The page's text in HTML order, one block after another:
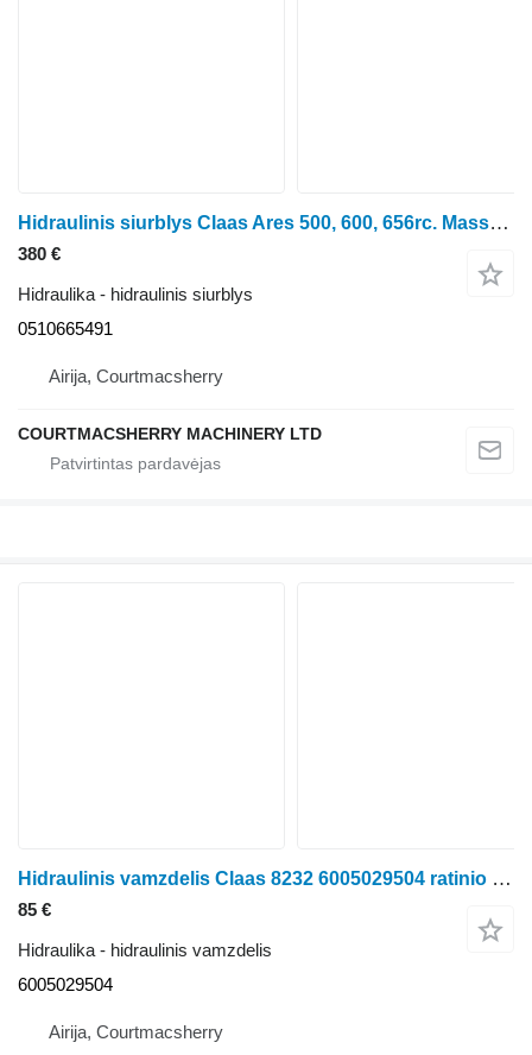
Hidraulinis siurblys Claas Ares 500, 600, 656rc. Massey Ferguson, Hydraulic Pump Assy T50 0 0510665491 ratinio traktoriaus
380 €
Hidraulika - hidraulinis siurblys
0510665491
Airija, Courtmacsherry
COURTMACSHERRY MACHINERY LTD
Hidraulinis vamzdelis Claas 8232 6005029504 ratinio traktoriaus
85 €
Hidraulika - hidraulinis vamzdelis
6005029504
Airija, Courtmacsherry